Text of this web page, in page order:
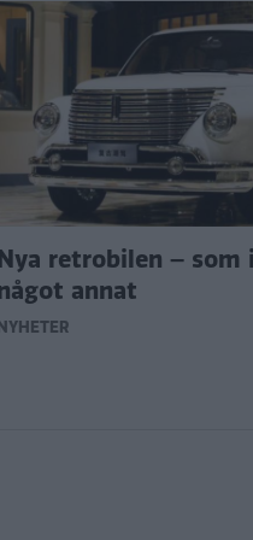
retrobilen –
annat